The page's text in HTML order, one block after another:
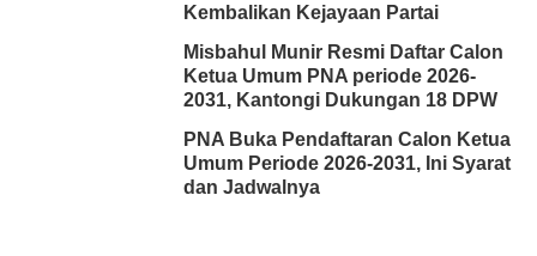
Kembalikan Kejayaan Partai
Misbahul Munir Resmi Daftar Calon
Ketua Umum PNA periode 2026-
2031, Kantongi Dukungan 18 DPW
PNA Buka Pendaftaran Calon Ketua
Umum Periode 2026-2031, Ini Syarat
dan Jadwalnya